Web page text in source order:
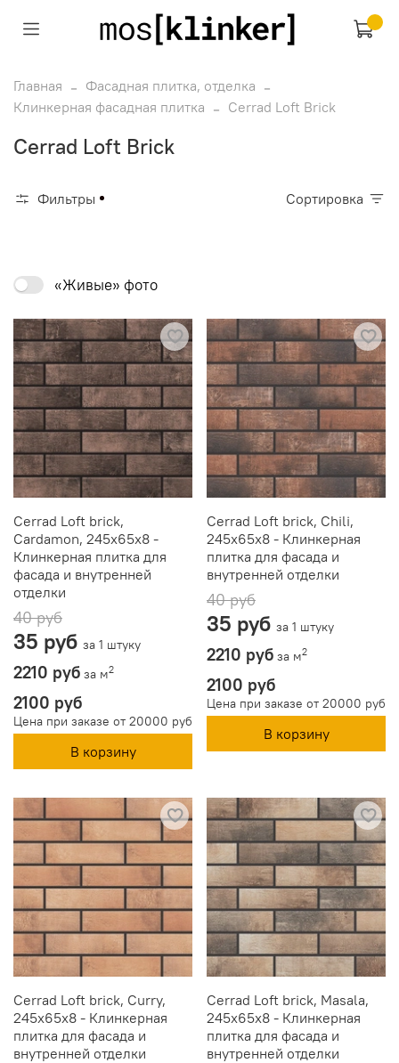
Главная
Фасадная плитка, отделка
Клинкерная фасадная плитка
Cerrad Loft Brick
Cerrad Loft Brick
Фильтры Сортировка
«Живые» фото
Cerrad Loft brick,
Cardamon, 245x65x8 -
Клинкерная плитка для
фасада и внутренней
отделки
40 руб
35 руб за 1 штуку
2210 руб за м2
2100 руб
Цена при заказе от 20000 руб
В корзину
Cerrad Loft brick, Chili,
245x65x8 - Клинкерная
плитка для фасада и
внутренней отделки
40 руб
35 руб за 1 штуку
2210 руб за м2
2100 руб
Цена при заказе от 20000 руб
В корзину
Cerrad Loft brick, Curry,
245x65x8 - Клинкерная
плитка для фасада и
внутренней отделки
Cerrad Loft brick, Masala,
245x65x8 - Клинкерная
плитка для фасада и
внутренней отделки